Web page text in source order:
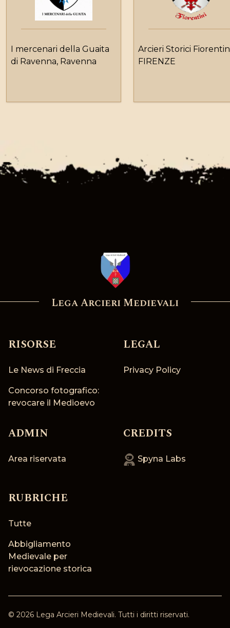
I mercenari della Guaita
di Ravenna, Ravenna
Arcieri Storici
FIRENZE
Lega Arcieri Medievali
RISORSE
Le News di Freccia
Concorso fotografico:
revocare il Medioevo
LEGAL
Privacy Policy
ADMIN
Area riservata
CREDITS
Spyna Labs
RUBRICHE
Tutte
Abbigliamento
Medievale per
rievocazione storica
© 2026 Lega Arcieri Medievali. Tutti i diritti riservati.